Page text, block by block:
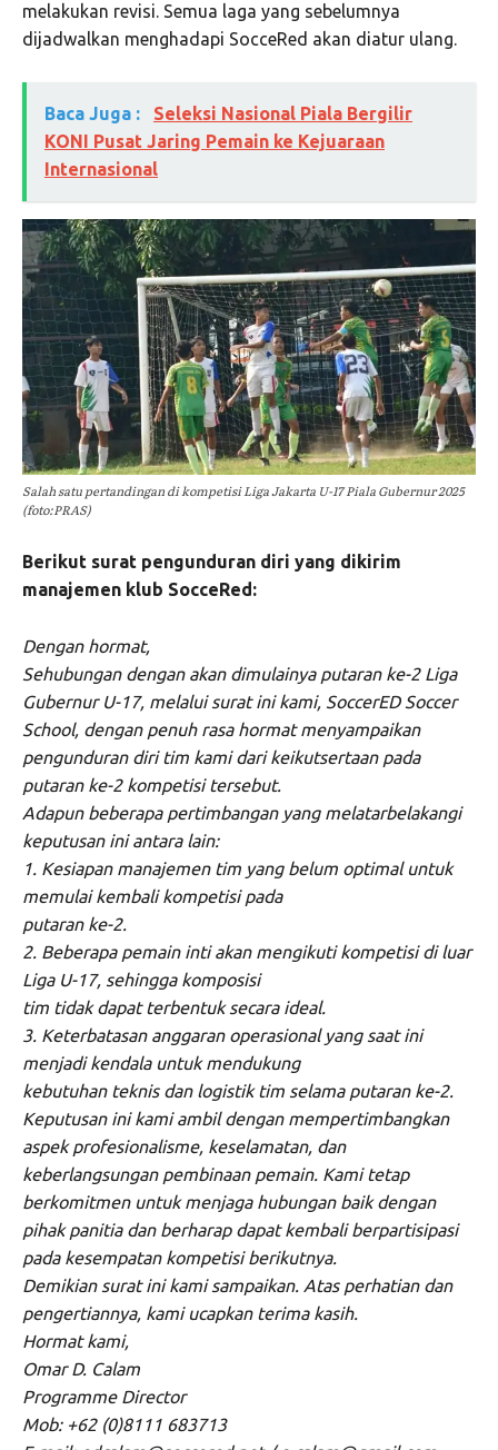
melakukan revisi. Semua laga yang sebelumnya
dijadwalkan menghadapi SocceRed akan diatur ulang.
Baca Juga :
Seleksi Nasional Piala Bergilir
KONI Pusat Jaring Pemain ke Kejuaraan
Internasional
Salah satu pertandingan di kompetisi Liga Jakarta U-17 Piala Gubernur 2025
(foto:PRAS)
Berikut surat pengunduran diri yang dikirim
manajemen klub SocceRed:
Dengan hormat,
Sehubungan dengan akan dimulainya putaran ke-2 Liga
Gubernur U-17, melalui surat ini kami, SoccerED Soccer
School, dengan penuh rasa hormat menyampaikan
pengunduran diri tim kami dari keikutsertaan pada
putaran ke-2 kompetisi tersebut.
Adapun beberapa pertimbangan yang melatarbelakangi
keputusan ini antara lain:
1. Kesiapan manajemen tim yang belum optimal untuk
memulai kembali kompetisi pada
putaran ke-2.
2. Beberapa pemain inti akan mengikuti kompetisi di luar
Liga U-17, sehingga komposisi
tim tidak dapat terbentuk secara ideal.
3. Keterbatasan anggaran operasional yang saat ini
menjadi kendala untuk mendukung
kebutuhan teknis dan logistik tim selama putaran ke-2.
Keputusan ini kami ambil dengan mempertimbangkan
aspek profesionalisme, keselamatan, dan
keberlangsungan pembinaan pemain. Kami tetap
berkomitmen untuk menjaga hubungan baik dengan
pihak panitia dan berharap dapat kembali berpartisipasi
pada kesempatan kompetisi berikutnya.
Demikian surat ini kami sampaikan. Atas perhatian dan
pengertiannya, kami ucapkan terima kasih.
Hormat kami,
Omar D. Calam
Programme Director
Mob: +62 (0)8111 683713